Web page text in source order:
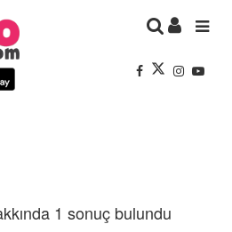
1 sonuç bulundu